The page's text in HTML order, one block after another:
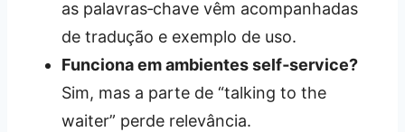
as palavras‑chave vêm acompanhadas
de tradução e exemplo de uso.
Funciona em ambientes self‑service?
Sim, mas a parte de “talking to the
waiter” perde relevância.